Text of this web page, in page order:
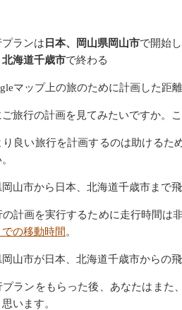
ランは 日本、岡山県岡山市で開始
北海道千歳市で終わる
マップ上の旅のために計画した距
旅行の計画を見てみたいですか。
り良い旅行を計画するのは助けるた
岡山市から日本、北海道千歳市まで
の計画を実行するために走行時間は
の移動時間。
岡山市が日本、北海道千歳市からの
プランをもらった後、あなたはまた
います。